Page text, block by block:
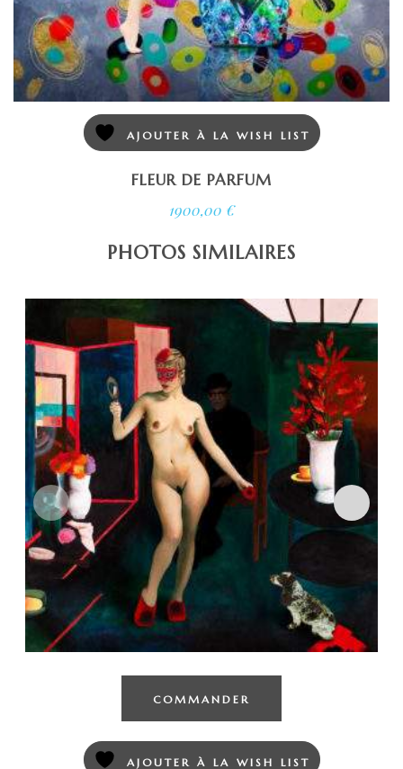
AJOUTER À LA WISH LIST
FLEUR DE PARFUM
1900,00 €
PHOTOS SIMILAIRES
COMMANDER
AJOUTER À LA WISH LIST